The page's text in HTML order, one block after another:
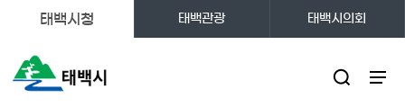
태백시청 태백관광 태백시의회